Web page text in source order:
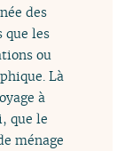
des
que les
ou
Là
à
que le
ménage